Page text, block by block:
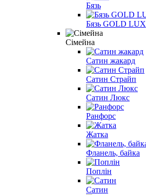
Бязь
Бязь GOLD LUX
Сімейна
Сатин жакард
Сатин Страйп
Сатин Люкс
Ранфорс
Жатка
Фланель, байка
Поплін
Сатин